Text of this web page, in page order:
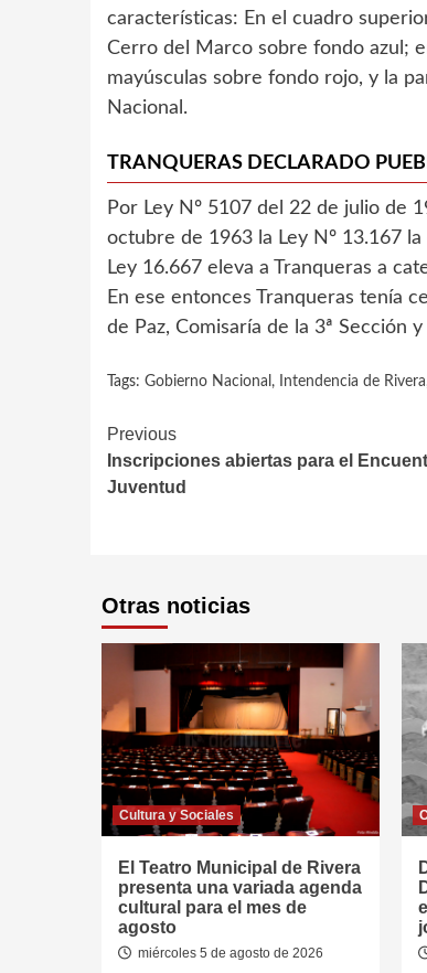
características: En el cuadro
Cerro del Marco sobre fondo azul;
mayúsculas sobre fondo rojo, y la
Nacional.
TRANQUERAS DECLARADO
Por Ley Nº 5107 del 22 de julio de
octubre de 1963 la Ley Nº 13.167
Ley 16.667 eleva a Tranqueras a
En ese entonces Tranqueras tenía
de Paz, Comisaría de la 3ª Sección
Tags: Gobierno Nacional , Intendencia de Rivera
Continue
Reading
Previous
Inscripciones abiertas para el
Juventud
Otras noticias
Cultura y Sociales
El Teatro Municipal de Rivera
presenta una variada agenda
cultural para el mes de
agosto
miércoles 5 de agosto de 2026